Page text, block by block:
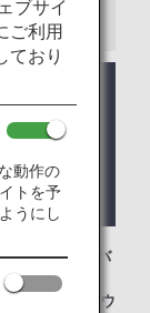
いては事前
件に制約が
クラス シルバ
リスラウン
プレミアラウ
ブサイ
ご利用
ており
動作の
トを予
うにし